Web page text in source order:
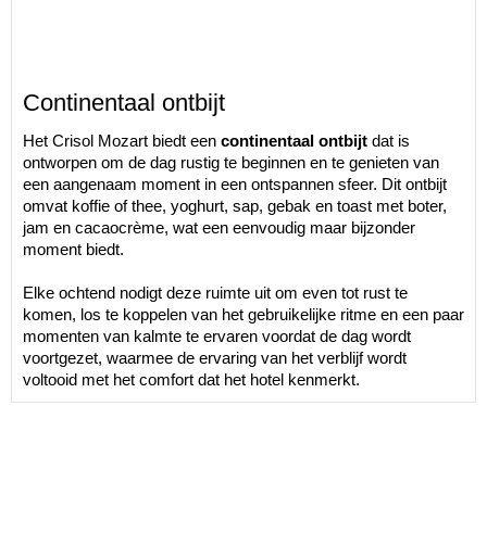
Continentaal ontbijt
Het Crisol Mozart biedt een continentaal ontbijt dat is
ontworpen om de dag rustig te beginnen en te genieten van
een aangenaam moment in een ontspannen sfeer. Dit ontbijt
omvat koffie of thee, yoghurt, sap, gebak en toast met boter,
jam en cacaocrème, wat een eenvoudig maar bijzonder
moment biedt.
Elke ochtend nodigt deze ruimte uit om even tot rust te
komen, los te koppelen van het gebruikelijke ritme en een paar
momenten van kalmte te ervaren voordat de dag wordt
voortgezet, waarmee de ervaring van het verblijf wordt
voltooid met het comfort dat het hotel kenmerkt.